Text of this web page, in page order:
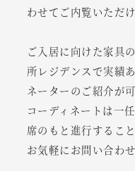
わせてご内覧いただけ
ご入居に向けた家具
所レジデンスで実績
ネーターのご紹介が可
コーディネートは一
席のもと進行するこ
お気軽にお問い合わせ